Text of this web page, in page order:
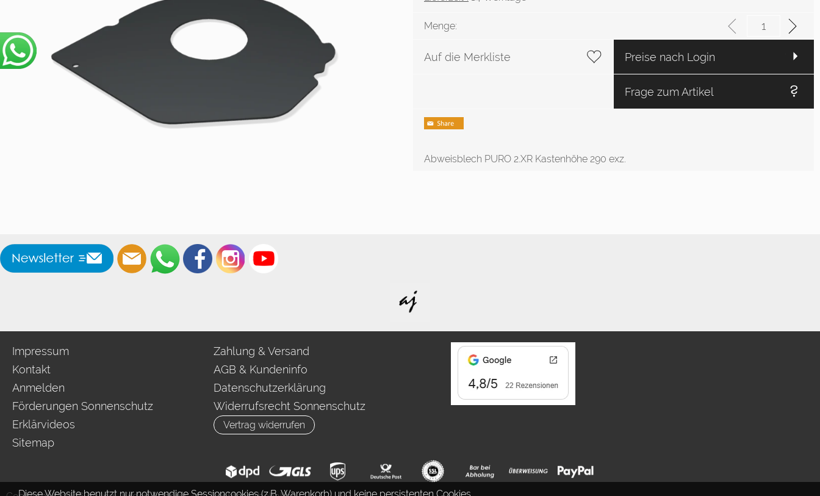
Menge:
Auf die Merkliste Preise nach Login
Frage zum Artikel
Abweisblech PURO 2.XR Kastenhöhe 290 exz.
Impressum
Kontakt
Anmelden
Förderungen Sonnenschutz
Erklärvideos
Sitemap
Zahlung & Versand
AGB & Kundeninfo
Datenschutzerklärung
Widerrufsrecht Sonnenschutz
Vertrag widerrufen